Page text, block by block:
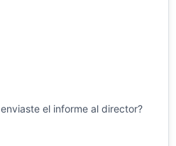
enviaste el informe al director?